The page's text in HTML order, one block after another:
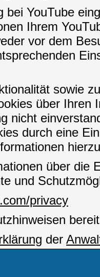
bei YouTube
Ihrem
vor dem
sowie
über
nicht
durch eine
über die
und
privacy
der